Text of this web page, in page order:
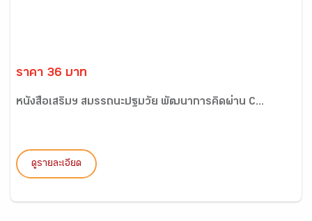
ราคา 36 บาท
หนังสือเสริมฯ สมรรถนะปฐมวัย พัฒนาการคิดผ่าน C...
ดูรายละเอียด